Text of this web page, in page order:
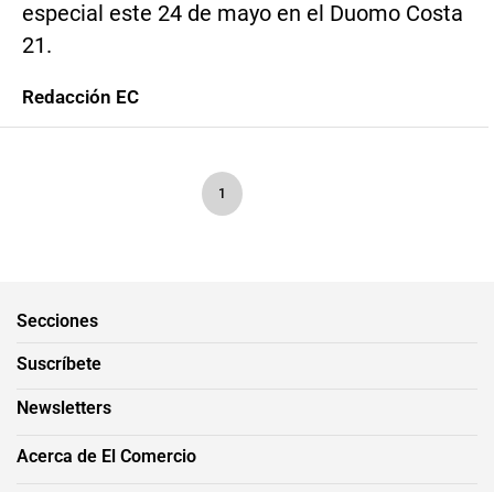
especial este 24 de mayo en el Duomo Costa
21.
Redacción EC
1
Secciones
Suscríbete
Newsletters
Acerca de El Comercio